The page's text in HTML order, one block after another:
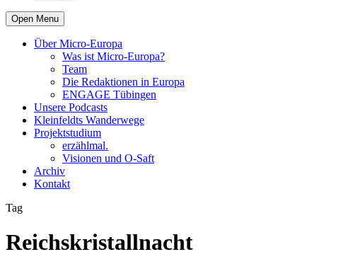
Open Menu
Über Micro-Europa
Was ist Micro-Europa?
Team
Die Redaktionen in Europa
ENGAGE Tübingen
Unsere Podcasts
Kleinfeldts Wanderwege
Projektstudium
erzählmal.
Visionen und O-Saft
Archiv
Kontakt
Tag
Reichskristallnacht